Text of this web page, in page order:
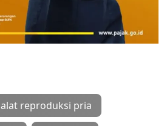
alat reproduksi pria